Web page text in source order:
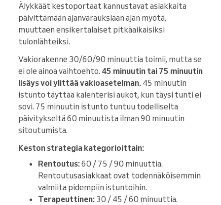
Älykkäät kestoportaat kannustavat asiakkaita
päivittämään ajanvarauksiaan ajan myötä,
muuttaen ensikertalaiset pitkäaikaisiksi
tulonlähteiksi.
Vakiorakenne 30/60/90 minuuttia toimii, mutta se
ei ole ainoa vaihtoehto. 45 minuutin tai 75 minuutin
lisäys voi ylittää vakioasetelman. 45 minuutin
istunto täyttää kalenterisi aukot, kun täysi tunti ei
sovi. 75 minuutin istunto tuntuu todelliselta
päivitykseltä 60 minuutista ilman 90 minuutin
sitoutumista.
Keston strategia kategorioittain:
Rentoutus:60 / 75 / 90 minuuttia.
Rentoutusasiakkaat ovat todennäköisemmin
valmiita pidempiin istuntoihin.
Terapeuttinen: 30 / 45 / 60 minuuttia.